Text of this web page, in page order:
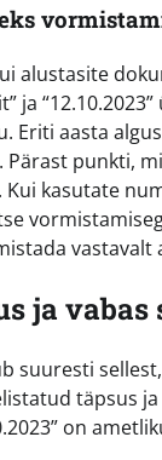
alustasite
ja
Eriti aasta
punkti,
kasutate
ja
suuresti
täpsus
on